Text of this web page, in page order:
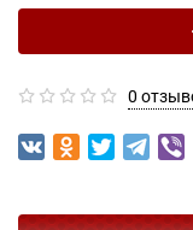
0